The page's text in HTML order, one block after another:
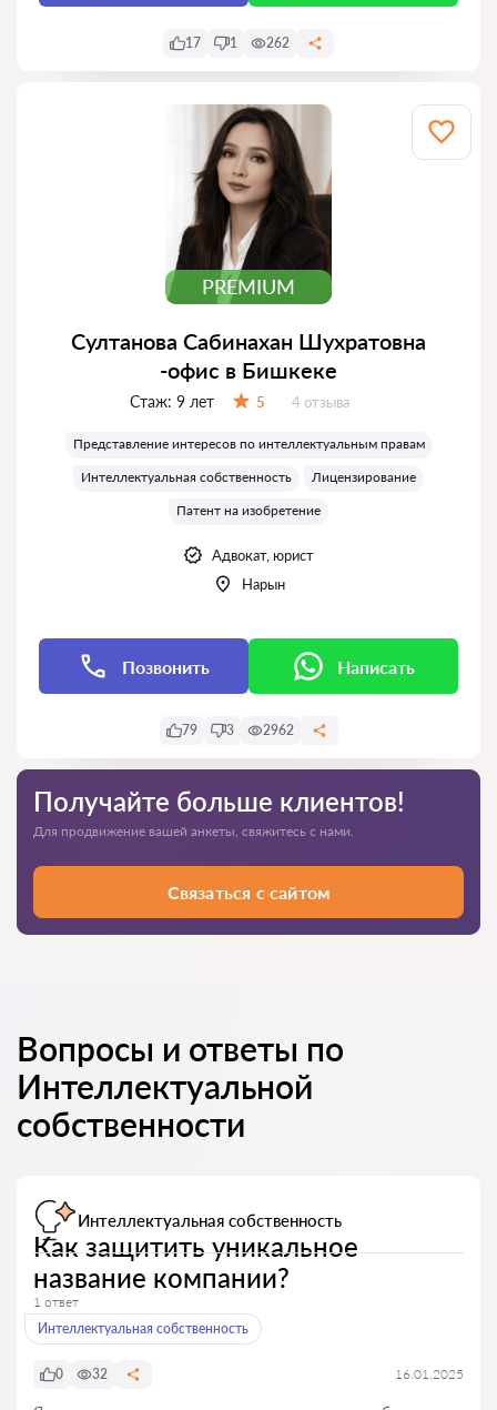
17 1 262
PREMIUM
Султанова Сабинахан Шухратовна
-офис в Бишкеке
Стаж: 9 лет 5 Отзывов:
4 отзыва
Представление интересов по интеллектуальным правам
Интеллектуальная собственность
Лицензирование
Патент на изобретение
Адвокат, юрист
Нарын
Позвонить Написать
79 3 2962
Получайте больше клиентов!
Для продвижение вашей анкеты, свяжитесь с нами.
Связаться с сайтом
Вопросы и ответы по
Интеллектуальной
собственности
Интеллектуальная собственность
Как защитить уникальное
название компании?
1 ответ
Интеллектуальная собственность
0 32 16.01.2025